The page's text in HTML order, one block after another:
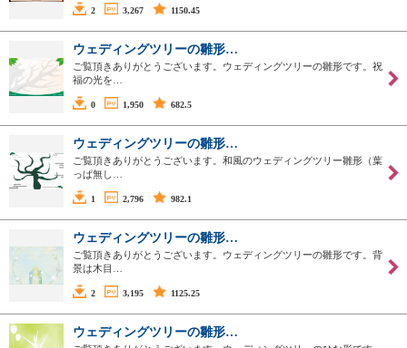
2 3,267 1150.45
ウェディングツリーの雛形…
ご覧頂きありがとうございます。ウェディングツリーの雛形です。祝
福の光を…
0 1,950 682.5
ウェディングツリーの雛形…
ご覧頂きありがとうございます。和風のウェディングツリー雛形（葉
っぱ無し…
1 2,796 982.1
ウェディングツリーの雛形…
ご覧頂きありがとうございます。ウェディングツリーの雛形です。背
景は木目…
2 3,195 1125.25
ウェディングツリーの雛形…